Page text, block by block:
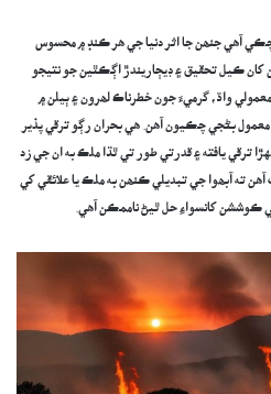
آهي جنھن جا اثر دنيا جي هر ڪنڊ ۾ محسوس
ڪيل تحقيق ۽ ڊيڄاريندڙ اڳڪٿين جو نتيجو
واڌ، گرميءَ جون خطرناڪ لھرون ۽ ٻيلن ۾
معمول بڻجي چڪيون آهن. هي بحران رڳو ترقي پذير
ترقي يافته ۽ قدرتي طور تي ٿڌا ملڪ به ان جي زد
ته آبھوا جي تبديلي ڪنھن به ملڪ يا علائقي کي
ڪوششن کانسواءِ حل ٿيڻ ناممڪن آهي.